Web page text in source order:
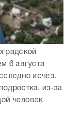
6 августа
исчез.
из-за
человек